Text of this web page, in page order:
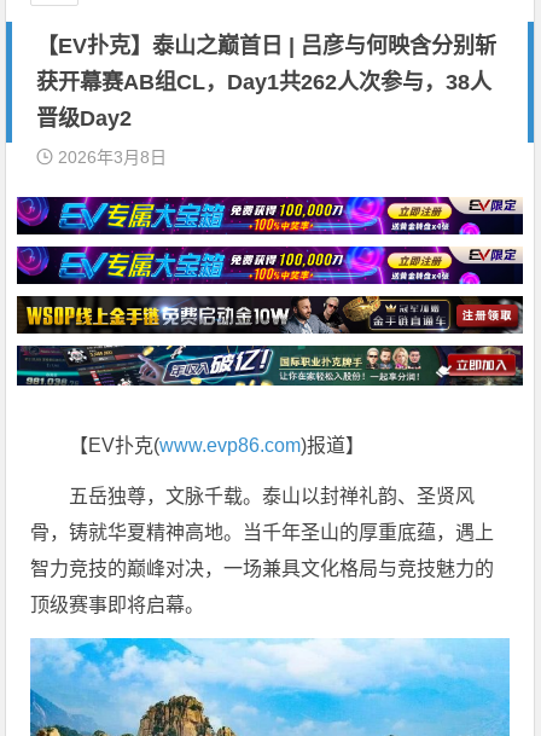
【EV扑克】泰山之巅首日 | 吕彦与何映含分别斩
获开幕赛AB组CL，Day1共262人次参与，38人
晋级Day2
2026年3月8日
【EV扑克(www.evp86.com)报道】
五岳独尊，文脉千载。泰山以封禅礼韵、圣贤风
骨，铸就华夏精神高地。当千年圣山的厚重底蕴，遇上
智力竞技的巅峰对决，一场兼具文化格局与竞技魅力的
顶级赛事即将启幕。